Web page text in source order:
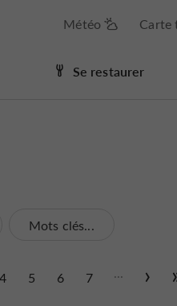
Météo Carte
Se restaurer
Mots clés...
4 5 6 7 ...